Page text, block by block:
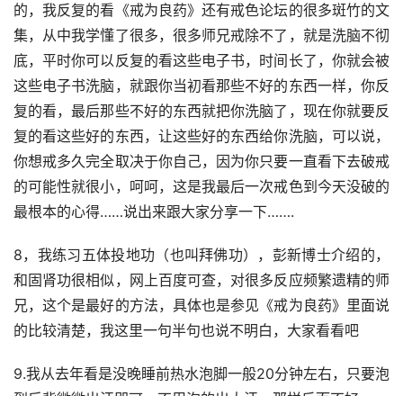
的，我反复的看《戒为良药》还有戒色论坛的很多斑竹的文
集，从中我学懂了很多，很多师兄戒除不了，就是洗脑不彻
底，平时你可以反复的看这些电子书，时间长了，你就会被
这些电子书洗脑，就跟你当初看那些不好的东西一样，你反
复的看，最后那些不好的东西就把你洗脑了，现在你就要反
复的看这些好的东西，让这些好的东西给你洗脑，可以说，
你想戒多久完全取决于你自己，因为你只要一直看下去破戒
的可能性就很小，呵呵，这是我最后一次戒色到今天没破的
最根本的心得……说出来跟大家分享一下…….
8，我练习五体投地功（也叫拜佛功），彭新博士介绍的，
和固肾功很相似，网上百度可查，对很多反应频繁遗精的师
兄，这个是最好的方法，具体也是参见《戒为良药》里面说
的比较清楚，我这里一句半句也说不明白，大家看看吧
9.我从去年看是没晚睡前热水泡脚一般20分钟左右，只要泡